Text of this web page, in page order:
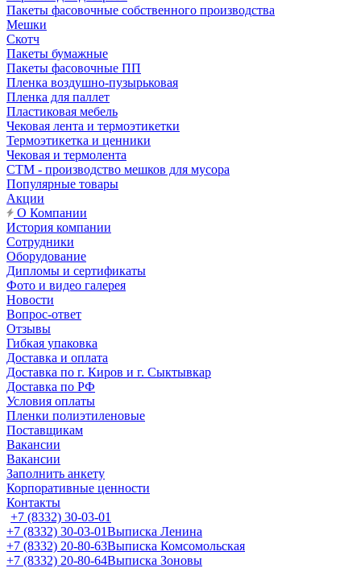
Пакеты фасовочные собственного производства
Мешки
Скотч
Пакеты бумажные
Пакеты фасовочные ПП
Пленка воздушно-пузырьковая
Пленка для паллет
Пластиковая мебель
Чековая лента и термоэтикетки
Термоэтикетка и ценники
Чековая и термолента
СТМ - производство мешков для мусора
Популярные товары
Акции
О Компании
История компании
Сотрудники
Оборудование
Дипломы и сертификаты
Фото и видео галерея
Новости
Вопрос-ответ
Отзывы
Гибкая упаковка
Доставка и оплата
Доставка по г. Киров и г. Сыктывкар
Доставка по РФ
Условия оплаты
Пленки полиэтиленовые
Поставщикам
Вакансии
Вакансии
Заполнить анкету
Корпоративные ценности
Контакты
+7 (8332) 30-03-01
+7 (8332) 30-03-01Выписка Ленина
+7 (8332) 20-80-63Выписка Комсомольская
+7 (8332) 20-80-64Выписка Зоновы